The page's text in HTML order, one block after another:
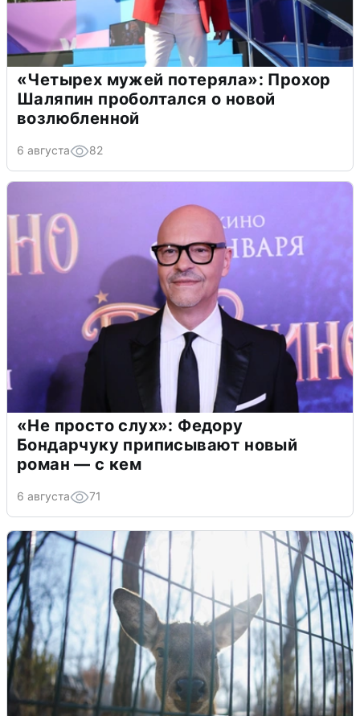
«Четырех мужей потеряла»: Прохор
Шаляпин проболтался о новой
возлюбленной
6 августа 82
«Не просто слух»: Федору
Бондарчуку приписывают новый
роман — с кем
6 августа 71